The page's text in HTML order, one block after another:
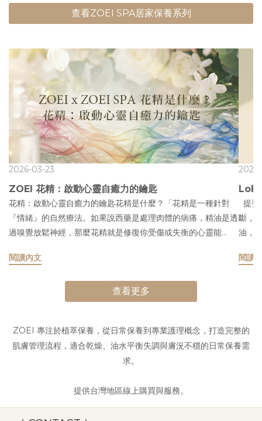
查看ZOEI SPA居家保養系列
2026-03-23
ZOEI 花精：啟動心靈自癒力的鑰匙
花精：啟動心靈自癒力的鑰匙花精是什麼？「花精是一種針對
『情緒』的自然療法。如果說西藥是處理肉體的病痛，精油是透
過嗅覺放鬆神經，那麼花精就是修復你受傷或失衡的心靈能
東西來解：1. 西藥：處理「肉體」的損壞 當你的器官發炎、骨
病」的。2. 精油：處理「神經」的緊繃 當你覺得肌肉很緊、壓
力很大，你需要精油。 它是透過「嗅覺」讓你聞起來舒服，幫
當你身體沒病，也休息過了，但心裡還是覺得很煩、很悶、鑽牛
角尖、過不去，這時候你需要花精。 它是喝下去的，專門用來
「解開心結」。 總結來說： 身體痛找醫生，想放鬆找精油，情
Essence ≠ Essential Oil） 這是新手最容易搞混的地方。精油
（Aromatherapy）： 有香味，萃取植物的化學物質，主要作
閱讀內文
提要
斷，
油，
蓬鬆
下，
洗髮
持強
閱讀
查看更多
ZOEI 專注於植萃保養，從日常保養到專業護理概念，打造完整的
肌膚管理流程，適合乾燥、油水平衡失調與膚況不穩的日常保養需
求。
提供台灣地區線上購買與服務。